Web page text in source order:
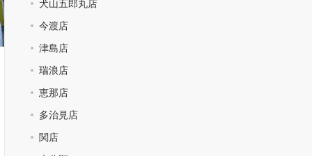
犬山五郎丸店
今渡店
津島店
瑞浪店
恵那店
多治見店
関店